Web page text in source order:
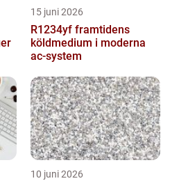
15 juni 2026
R1234yf framtidens
köldmedium i moderna
ac-system
10 juni 2026